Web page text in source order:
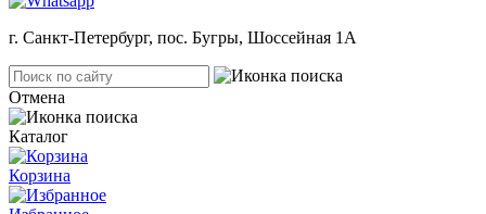
г. Санкт-Петербург, пос. Бугры, Шоссейная 1А
Отмена
Каталог
Корзина